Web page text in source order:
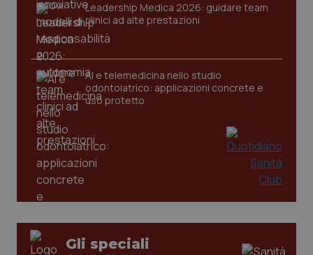
Leadership Medica 2026: guidare team
clinici ad alte prestazioni
AI e telemedicina nello studio
odontoiatrico: applicazioni concrete e
uso protetto
Gli speciali
www.quotidianosanita.it